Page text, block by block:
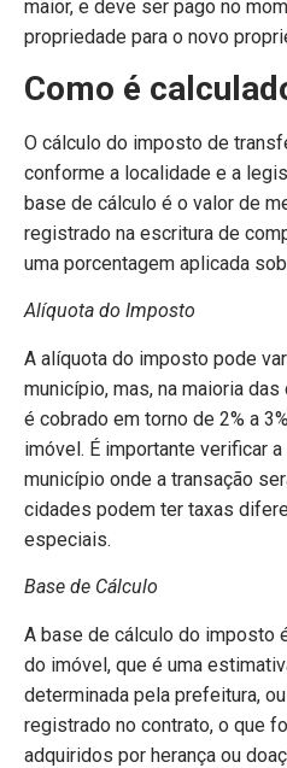
maior, e deve ser pago no
propriedade para o novo
Como é
O cálculo do imposto de
conforme a localidade e a
base de cálculo é o valor de
registrado na escritura de
uma porcentagem aplicada
Alíquota do Imposto
A alíquota do imposto pode
município, mas, na maioria
é cobrado em torno de 2% a
imóvel. É importante verificar
município onde a transação
cidades podem ter taxas
especiais.
Base de Cálculo
A base de cálculo do imposto
do imóvel, que é uma
determinada pela prefeitura,
registrado no contrato, o que
adquiridos por herança ou